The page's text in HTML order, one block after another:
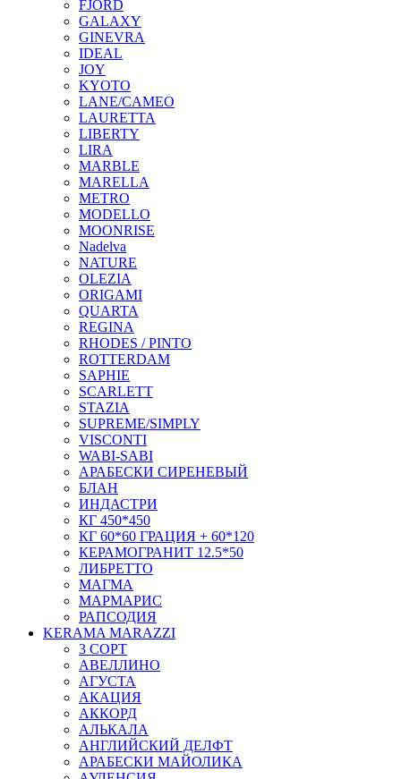
FJORD
GALAXY
GINEVRA
IDEAL
JOY
KYOTO
LANE/CAMEO
LAURETTA
LIBERTY
LIRA
MARBLE
MARELLA
METRO
MODELLO
MOONRISE
Nadelva
NATURE
OLEZIA
ORIGAMI
QUARTA
REGINA
RHODES / PINTO
ROTTERDAM
SAPHIE
SCARLETT
STAZIA
SUPREME/SIMPLY
VISCONTI
WABI-SABI
АРАБЕСКИ СИРЕНЕВЫЙ
БЛАН
ИНДАСТРИ
КГ 450*450
КГ 60*60 ГРАЦИЯ + 60*120
КЕРАМОГРАНИТ 12.5*50
ЛИБРЕТТО
МАГМА
МАРМАРИС
РАПСОДИЯ
KERAMA MARAZZI
3 СОРТ
АВЕЛЛИНО
АГУСТА
АКАЦИЯ
АККОРД
АЛЬКАЛА
АНГЛИЙСКИЙ ДЕЛФТ
АРАБЕСКИ МАЙОЛИКА